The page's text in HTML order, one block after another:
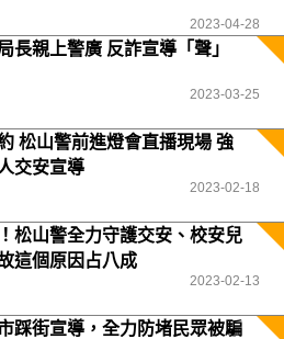
2023-04-28
長親上警廣 反詐宣導「聲」
2023-03-25
松山警前進燈會直播現場 強
交安宣導
2023-02-18
松山警全力守護交安、校安兒
這個原因占八成
2023-02-13
踩街宣導，全力防堵民眾被騙